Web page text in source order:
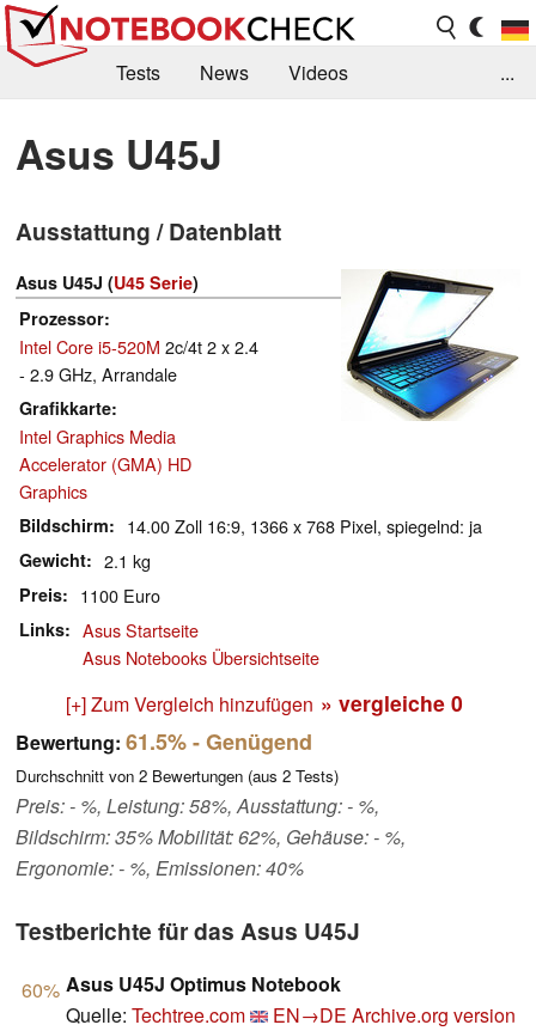
Tests News
Videos
Kaufberatung
Deals
Forum
...
Asus U45J
Ausstattung / Datenblatt
Asus U45J (U45 Serie)
Prozessor
Intel Core i5-520M 2c/4t 2 x 2.4
- 2.9 GHz, Arrandale
Grafikkarte
Intel Graphics Media
Accelerator (GMA) HD
Graphics
Bildschirm 14.00 Zoll 16:9, 1366 x 768 Pixel, spiegelnd: ja
Gewicht 2.1 kg
Preis 1100 Euro
Links
Asus Startseite
Asus Notebooks Übersichtseite
[+] Zum Vergleich hinzufügen » vergleiche 0
Bewertung: 61.5%- Genügend
Durchschnitt von 2 Bewertungen (aus 2 Tests)
Preis: - %, Leistung: 58%, Ausstattung: - %,
Bildschirm: 35% Mobilität: 62%, Gehäuse: - %,
Ergonomie: - %, Emissionen: 40%
Testberichte für das Asus U45J
60% Asus U45J Optimus Notebook
Quelle: Techtree.com EN→DE Archive.org version